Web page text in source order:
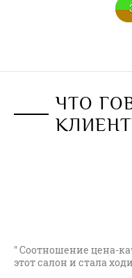
ЧТО
" Соотношение цена-
этот салон и стала